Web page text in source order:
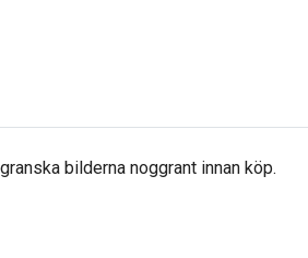
bilderna noggrant innan köp.